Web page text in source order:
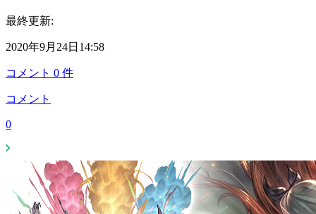
最終更新:
2020年9月24日14:58
コメント 0 件
コメント
0